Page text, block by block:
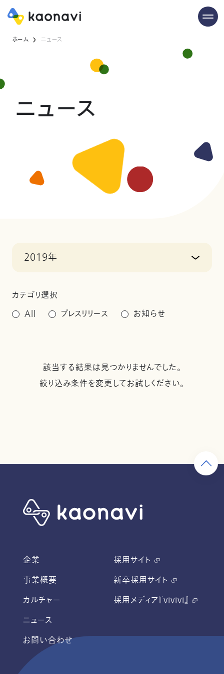
ホーム ニュース
ニュース
2019年
カテゴリ選択
All
プレスリリース お知らせ
該当する結果は見つかりませんでした。
絞り込み条件を変更してお試しください。
企業
事業概要
カルチャー
ニュース
お問い合わせ
採用サイト
新卒採用サイト
採用メディア『vivivi』